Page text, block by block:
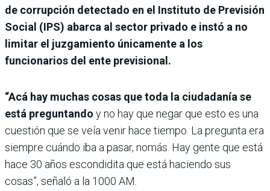
de corrupción detectado en el Instituto de Previsión
Social (IPS) abarca al sector privado e instó a no
limitar el juzgamiento únicamente a los
funcionarios del ente previsional.
“Acá hay muchas cosas que toda la ciudadanía se
está preguntando y no hay que negar que esto es una
cuestión que se veía venir hace tiempo. La pregunta era
siempre cuándo iba a pasar, nomás. Hay gente que está
hace 30 años escondidita que está haciendo sus
cosas”, señaló a la 1000 AM.